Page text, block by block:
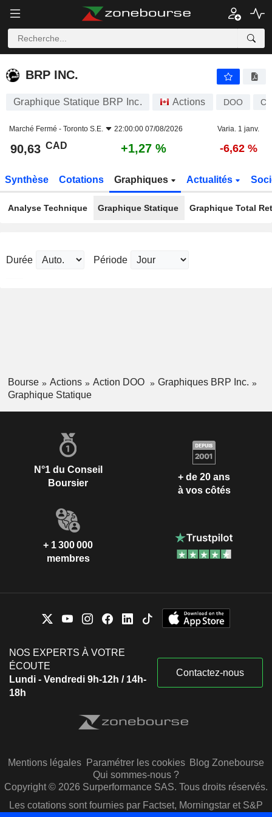
BRP INC.
BRP INC.
Graphique Statique BRP Inc. Actions DOO
Marché Fermé - Toronto S.E. 22:00:00 07/08/2026 Varia. 1 janv.
90,63 CAD +1,27 % -6,62 %
Synthèse Cotations Graphiques Actualités
Analyse Technique Graphique Statique Graphique Total
Durée Période
Bourse Actions Action DOO
Graphiques BRP Inc.
Graphique Statique
N°1 du Conseil
Boursier
+ de 20 ans
à vos côtés
+ 1 300 000
membres
NOS EXPERTS À VOTRE
ÉCOUTE
Lundi - Vendredi 9h-12h / 14h-
18h
Contactez-nous
Mentions légales Paramétrer les cookies Blog Zonebourse
Qui sommes-nous ?
Copyright © 2026 Surperformance SAS. Tous droits réservés.
Les cotations sont fournies par Factset, Morningstar et S&P